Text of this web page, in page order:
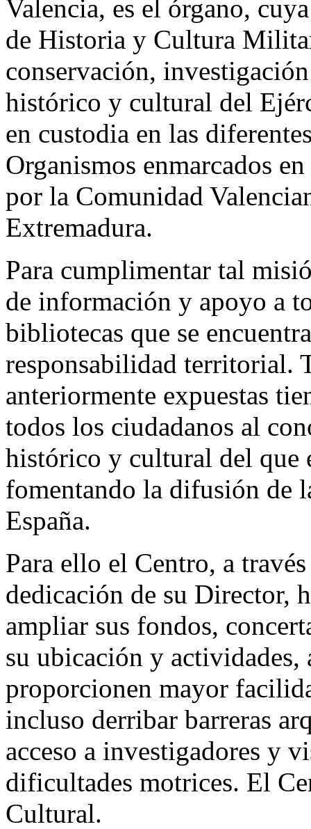
Valencia, es el órgano,
de Historia y Cultura
conservación,
histórico y cultural del
en custodia en las
Organismos enmarcados
por la Comunidad
Extremadura.
Para cumplimentar tal
de información y apoyo a
bibliotecas que se
responsabilidad territorial.
anteriormente expuestas
todos los ciudadanos al
histórico y cultural del que
fomentando la difusión de
España.
Para ello el Centro, a
dedicación de su Director,
ampliar sus fondos,
su ubicación y actividades,
proporcionen mayor
incluso derribar barreras
acceso a investigadores y
dificultades motrices. El
Cultural.